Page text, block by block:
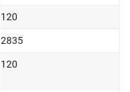
120
2835
120